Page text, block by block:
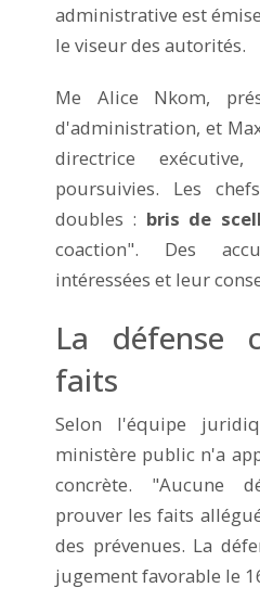
administrative est
le viseur des autorités.
Me Alice Nkom,
d'administration, et
directrice
poursuivies. Les
doubles : bris de
coaction". Des
intéressées et leur
La défense
faits
Selon l'équipe
ministère public n'a
concrète. "Aucune
prouver les faits
des prévenues. La
jugement favorable le